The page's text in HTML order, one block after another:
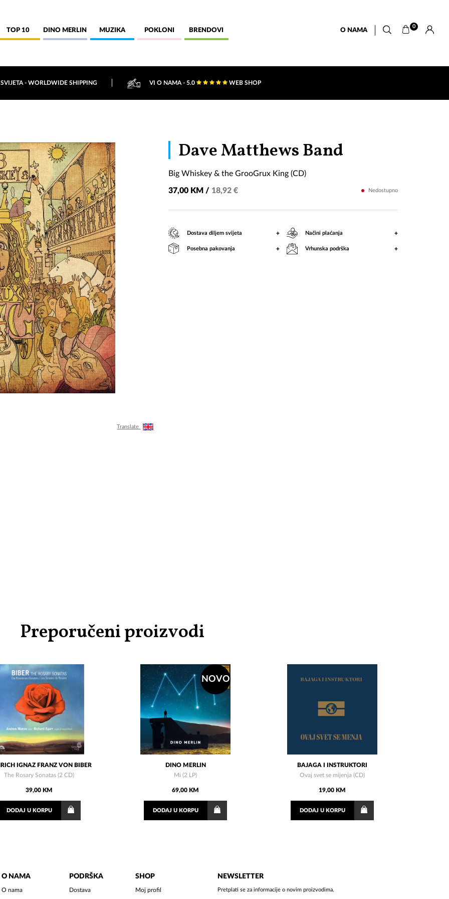
TOP 10 DINO MERLIN MUZIKA POKLONI BRENDOVI O NAMA
0
- WORLDWIDE SHIPPING VI O NAMA - 5.0 WEB SHOP
Translate
Dave Matthews Band
the
King
Big Whiskey & the GrooGrux King (CD)
37,00 KM / 18,92 € Nedostupno
Dostava diljem svijeta + Načini plaćanja +
Posebna pakovanja + Vrhunska podrška +
Preporučeni proizvodi
IGNAZ FRANZ VON BIBER
The Rosary Sonatas (2 CD)
39,00 KM
DODAJU KORPU
NOVO
DINO MERLIN
Mi (2 LP)
69,00 KM
DODAJ U KORPU
BAJAGA I INSTRUKTORI
Ovaj svet se mijenja (CD)
19,00 KM
DODAJU KORPU
O NAMA
O nama
PODRŠKA
Dostava
SHOP
Moj profil
NEWSLETTER
Pretplati se za informacije o novim proizvodima.